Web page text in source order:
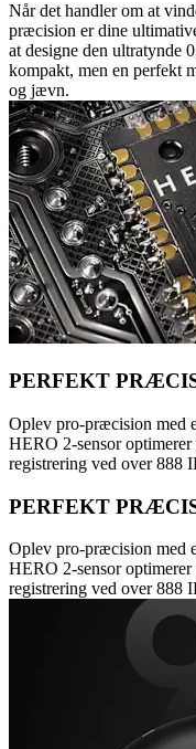
Når det handler om at
præcision er dine
at designe den ultratynde
kompakt, men en perfekt
og jævn.
PERFEKT
Oplev pro-præcision med
HERO 2-sensor
registrering ved over 888
PERFEKT
Oplev pro-præcision med
HERO 2-sensor
registrering ved over 888